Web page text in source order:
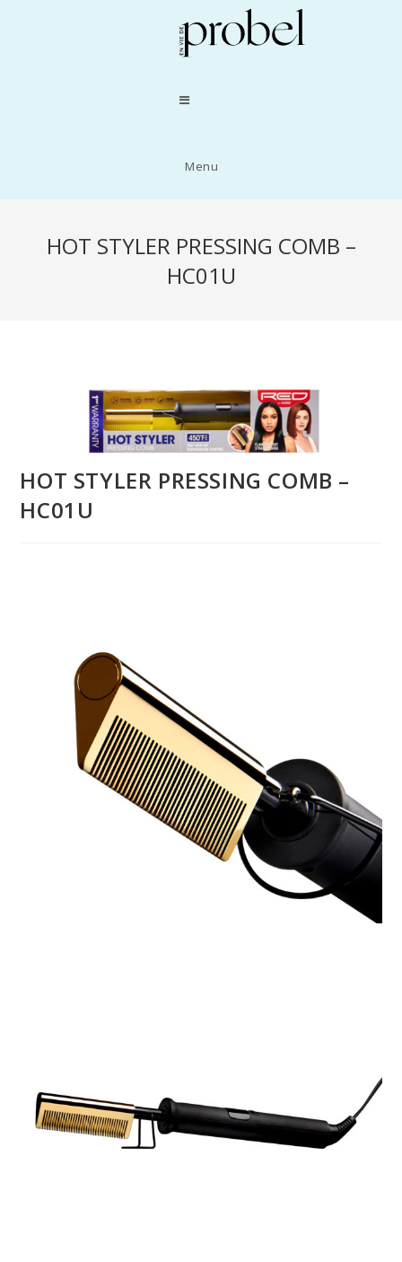
Menu
HOT STYLER PRESSING COMB –
HC01U
HOT STYLER PRESSING COMB –
HC01U